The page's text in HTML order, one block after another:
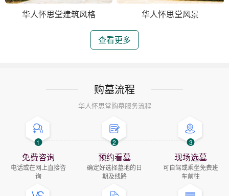
华人怀思堂建筑风格 华人怀思堂风景
查看更多
购墓流程
华人怀思堂购墓服务流程
1
免费咨询
电话或在网上直接咨
询
2
预约看墓
确定好选择墓地的日
期及线路
3
现场选墓
可自驾或乘坐免费班
车前往